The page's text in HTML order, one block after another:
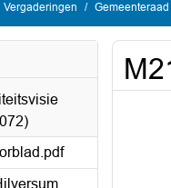
Vergaderingen